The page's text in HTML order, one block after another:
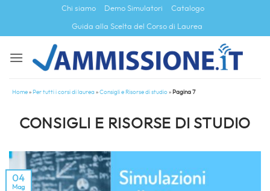
contenuti
Chi siamo Demo Simulatori Catalogo
Guida alla Scelta del Corso di Laurea
Home » Per tutti i corsi di laurea » Consigli e Risorse di studio » Pagina 7
CONSIGLI E RISORSE DI STUDIO
04
Mag